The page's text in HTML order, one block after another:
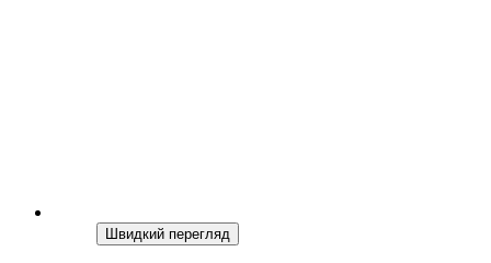
Швидкий перегляд